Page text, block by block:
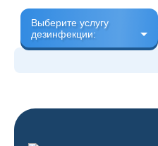
Выберите услугу
дезинфекции: